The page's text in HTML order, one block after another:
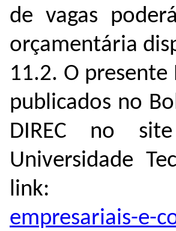
de vagas
orçamentária
11.2. O presente
publicados no
DIREC no
Universidade
link:
empresariais-e-